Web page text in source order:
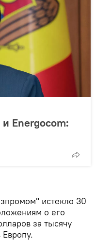
Energocom:
истекло 30
о его
за тысячу